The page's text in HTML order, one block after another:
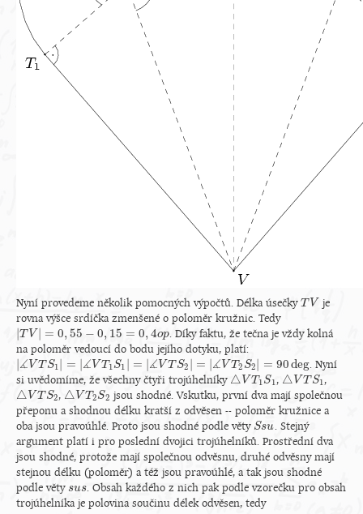
Nyní provedeme několik pomocných výpočtů. Délka úsečky T V
TV
je
rovna výšce srdíčka zmenšené o poloměr kružnic. Tedy
|T V | = 0, 55 − 0, 15 = 0, 4op
TV|= ,55−0,15 =0 ,4o p
. Díky faktu, že tečna je vždy kolná
na poloměr vedoucí do bodu jejího dotyku, platí:
|∡ V T S1| = |∡ V T 1S1 | = |∡ V TS2 | = |∡ V T2 S2| = 90deg
∡VTS1|= ∡V T1S1|=|∡V TS =|∡VT2S 2|= 90deg
. Nyní
si uvědomíme, že všechny čtyři trojúhelníky △ V T 1S1
△VT1S1 , △ V TS1
△VTS1 ,
△ V T S2
△VTS2 , △ V T2S2
△VT2S2
jsou shodné. Vskutku, první dva mají společnou
přeponu a shodnou délku kratší z odvěsen -- poloměr kružnice a
oba jsou pravoúhlé. Proto jsou shodné podle věty Ssu
Ssu . Stejný
argument platí i pro poslední dvojici trojúhelníků. Prostřední dva
jsou shodné, protože mají společnou odvěsnu, druhé odvěsny mají
stejnou délku (poloměr) a též jsou pravoúhlé, a tak jsou shodné
podle věty sus
sus. Obsah každého z nich pak podle vzorečku pro obsah
trojúhelníka je polovina součinu délek odvěsen, tedy